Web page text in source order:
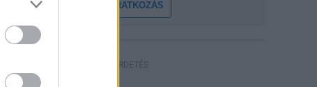
FELIRATKOZÁS
HÍRDETÉS